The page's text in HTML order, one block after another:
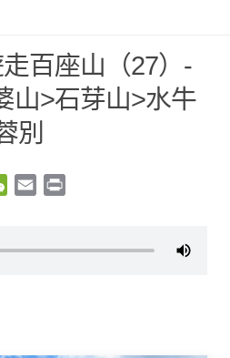
百座山（27）-
山>石芽山>水牛
別
WeChat
Email